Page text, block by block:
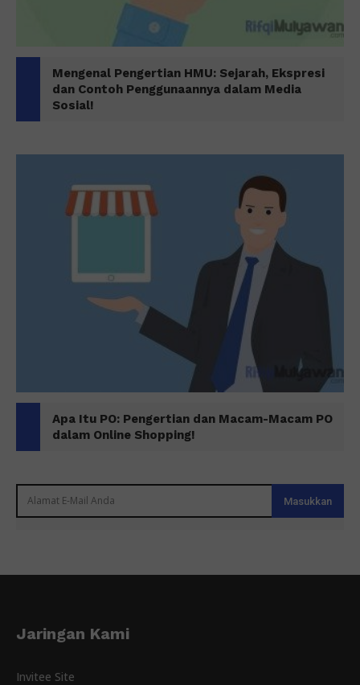
Mengenal Pengertian HMU: Sejarah, Ekspresi
dan Contoh Penggunaannya dalam Media
Sosial!
Apa Itu PO: Pengertian dan Macam-Macam PO
dalam Online Shopping!
Jaringan Kami
Invitee Site